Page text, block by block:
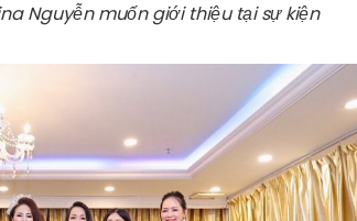
Nguyễn muốn giới thiệu tại sự kiện